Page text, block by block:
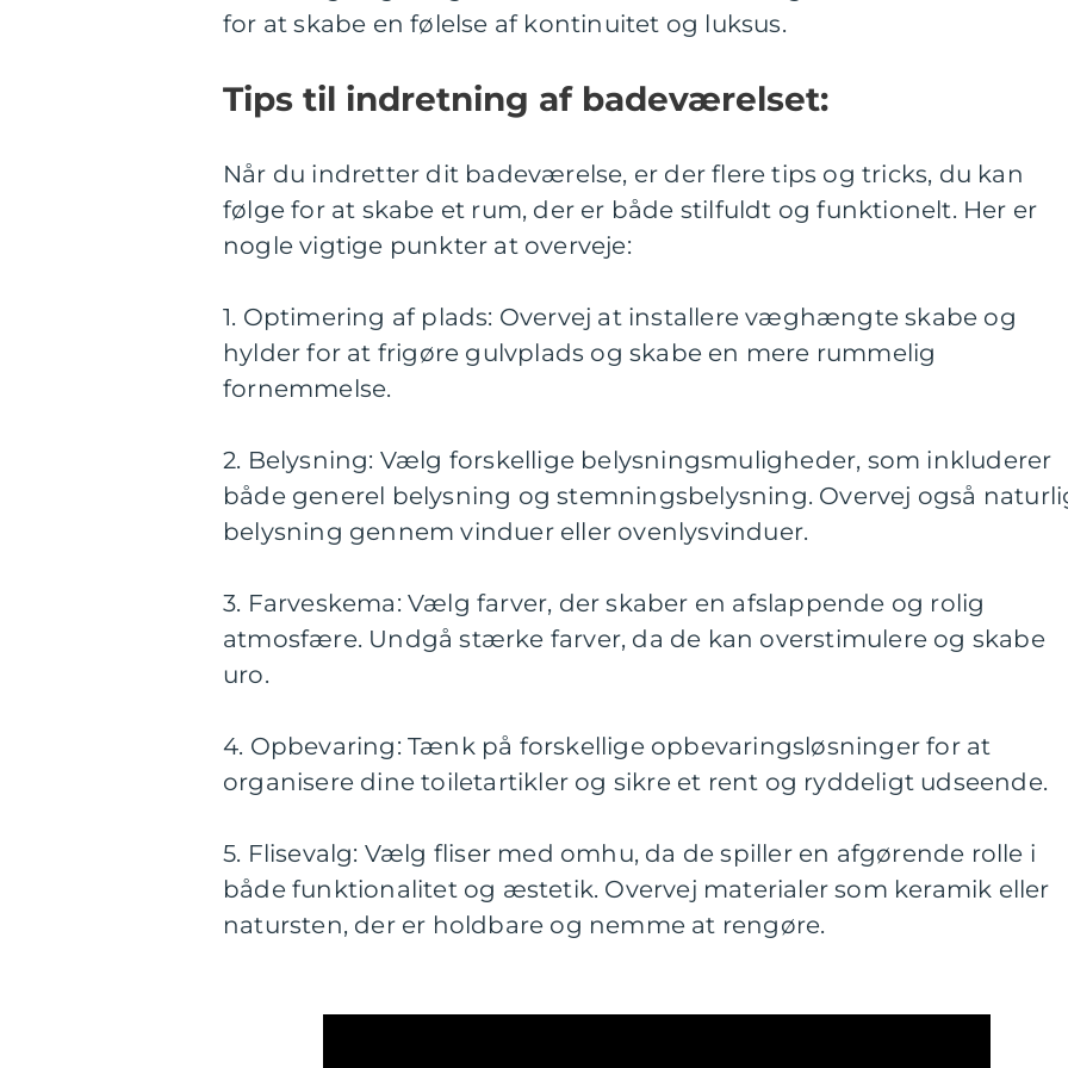
for at skabe en følelse af kontinuitet og luksus.
Tips til indretning af badeværelset:
Når du indretter dit badeværelse, er der flere tips og tricks, du kan
følge for at skabe et rum, der er både stilfuldt og funktionelt. Her er
nogle vigtige punkter at overveje:
1. Optimering af plads: Overvej at installere væghængte skabe og
hylder for at frigøre gulvplads og skabe en mere rummelig
fornemmelse.
2. Belysning: Vælg forskellige belysningsmuligheder, som inkluderer
både generel belysning og stemningsbelysning. Overvej også
belysning gennem vinduer eller ovenlysvinduer.
3. Farveskema: Vælg farver, der skaber en afslappende og rolig
atmosfære. Undgå stærke farver, da de kan overstimulere og skabe
uro.
4. Opbevaring: Tænk på forskellige opbevaringsløsninger for at
organisere dine toiletartikler og sikre et rent og ryddeligt udseende.
5. Flisevalg: Vælg fliser med omhu, da de spiller en afgørende rolle i
både funktionalitet og æstetik. Overvej materialer som keramik eller
natursten, der er holdbare og nemme at rengøre.